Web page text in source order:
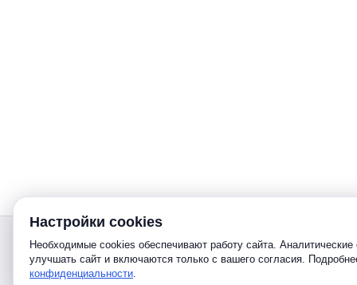
Настройки cookies
Необходимые cookies обеспечивают работу сайта.
улучшать сайт и включаются только с вашего согласия.
конфиденциальности.
Звонок